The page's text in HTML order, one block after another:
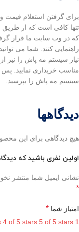
برای گرفتن استعلام قیمت
تنها کافی است که از طریق
که در وب سایت ما قرار
راهنمایی کنند. شما می
نیاز سیستم مه پاش را نیز
مناسب خریداری نمایید. پس
سیستم مه پاش را بپرسید.
دیدگاهها
هیچ دیدگاهی برای این
اولین نفری باشید که
نشانی ایمیل شما منتشر
*
امتیاز شما *
1 of 5 stars
4 of 5 stars 5 of 5 stars